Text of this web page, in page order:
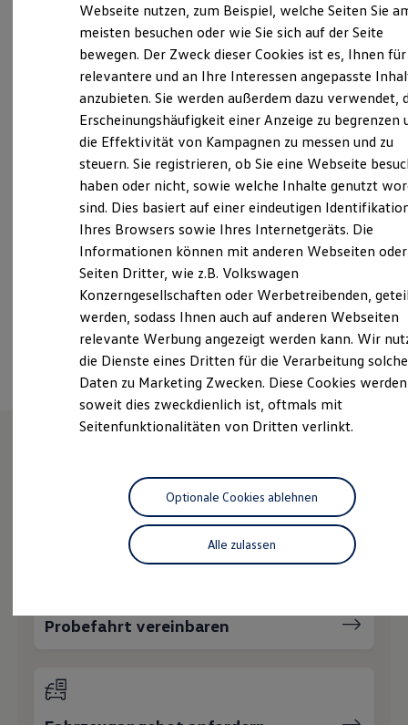
Laden
Laden unterwegs
Laden Zuhause
Ladestationen finden
Ladezeitensimulator
Batterie
Sicherheit
Garantie und Lebensdauer
Nachhaltigkeit
Technologie
Kosten und Kauf
Verbrauchskosten
Kaufoptionen
E-Auto-Förderung
Software und Konnektivität
ID. Software Versionen und Updates
Digitale Extras
Schnittstellen zu Ihrem ID.
Hybridautos
Marke und Erlebnis
Volkswagen R und R Experience
R-Modelle
Driving Experience
Volkswagen entdecken
Lifestyle Shop
T-Roc Kollektion
Golf Kollektion
ID. Kollektion
Volkswagen Kollektion
R-Kollektion
#wedriveproud
Hochwaldstraße 2, 55765 Birkenfeld
infobirkenfeld@autohaus-kroeninger.de
+49 6782 99390
Montag-Freitag 07:30-17:30 Uhr
Samstag
08:00-12:30 Uhr
Sonntag
Geschlossen
Ansprechpartner
Wie können wir
Ihnen weiterhelfen?
Probefahrt vereinbaren
Webseite nutzen, zum Beispiel, welche Seiten Sie
meisten besuchen oder wie Sie sich auf der Seite
bewegen. Der Zweck dieser Cookies ist es, Ihnen für
relevantere und an Ihre Interessen angepasste
anzubieten. Sie werden außerdem dazu verwendet,
Erscheinungshäufigkeit einer Anzeige zu begrenzen
die Effektivität von Kampagnen zu messen und zu
steuern. Sie registrieren, ob Sie eine Webseite
haben oder nicht, sowie welche Inhalte genutzt
sind. Dies basiert auf einer eindeutigen
Ihres Browsers sowie Ihres Internetgeräts. Die
Informationen können mit anderen Webseiten oder
Seiten Dritter, wie z.B. Volkswagen
Konzerngesellschaften oder Werbetreibenden,
werden, sodass Ihnen auch auf anderen Webseiten
relevante Werbung angezeigt werden kann. Wir
die Dienste eines Dritten für die Verarbeitung
Daten zu Marketing Zwecken. Diese Cookies
soweit dies zweckdienlich ist, oftmals mit
Seitenfunktionalitäten von Dritten verlinkt.
Alle zulassen
Optionale Cookies ablehnen